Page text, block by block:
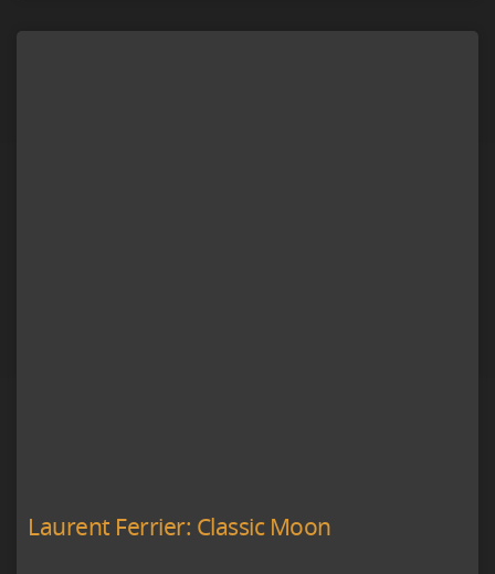
Laurent Ferrier: Classic Moon